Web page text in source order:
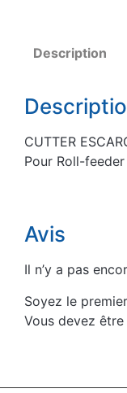
Description
CUTTER
Pour Roll-feeder
Avis
Il n’y a pas
Soyez le
Vous devez être